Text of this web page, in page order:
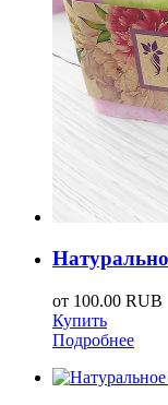
от 100.00 RUB
Купить
Подробнее